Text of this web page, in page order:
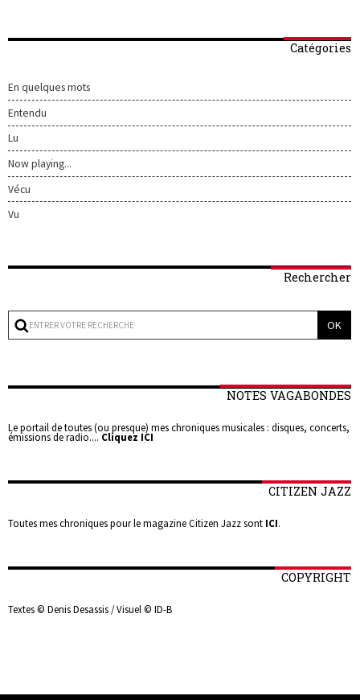
Catégories
En quelques mots
Entendu
Lu
Now playing...
Vécu
Vu
Rechercher
NOTES VAGABONDES
Le portail de toutes (ou presque) mes chroniques musicales : disques, concerts,
émissions de radio.... Cliquez ICI
CITIZEN JAZZ
Toutes mes chroniques pour le magazine Citizen Jazz sont ICI.
COPYRIGHT
Textes © Denis Desassis / Visuel © ID-B